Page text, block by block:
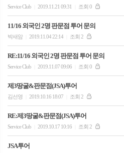
Service Club 2019.11.21 09:31 조회 0
11/16 외국인 2명 판문점 투어 문의
박새암 2019.11.04 22:14 조회 2
RE:11/16 외국인 2명 판문점 투어 문의
Service Club 2019.11.07 09:06 조회 0
제3땅굴&판문점(JSA)투어
김선영 2019.10.16 18:07 조회 2
RE:제3땅굴&판문점(JSA)투어
Service Club 2019.10.17 10:16 조회 2
JSA투어